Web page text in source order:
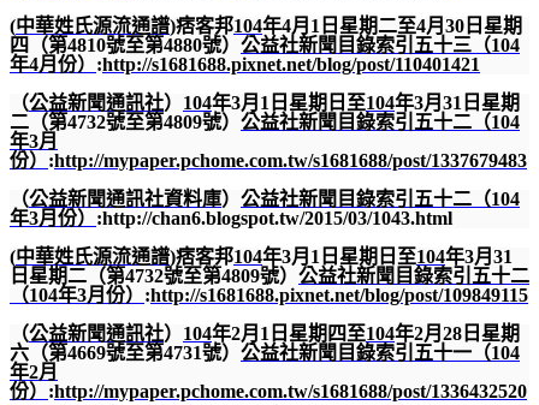
(中華姓氏源流通譜)痞客邦104年4月 1 日星期二至4月 30 日星期
四（第4810號至第4880號） 公益社新聞目錄索引五十三（104
年4月份） :http://s1681688.pixnet.net/blog/post/110401421
（公益新聞通訊社） 104年3月 1 日星期日至104年3月 31 日星期
二（第4732號至第4809號） 公益社新聞目錄索引五十二（104
年3月
份） :http://mypaper.pchome.com.tw/s1681688/post/1337679483
（公益新聞通訊社資料庫） 公益社新聞目錄索引五十二（104
年3月份） :http://chan6.blogspot.tw/2015/03/1043.html
(中華姓氏源流通譜)痞客邦104年3月 1 日星期日至104年3月 31
日星期二（第4732號至第4809號） 公益社新聞目錄索引五十二
（104年3月份） :http://s1681688.pixnet.net/blog/post/109849115
（公益新聞通訊社） 104年2月 1 日星期四至104年2月 28 日星期
六（第4669號至第4731號） 公益社新聞目錄索引五十一（104
年2月
份） :http://mypaper.pchome.com.tw/s1681688/post/1336432520